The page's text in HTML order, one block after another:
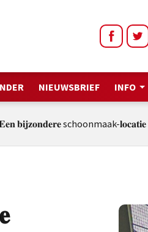
NIEUWSBRIEF INFO
𝐛𝐢𝐣𝐳𝐨𝐧𝐝𝐞𝐫𝐞 schoonmaak-𝐥𝐨𝐜𝐚𝐭𝐢𝐞